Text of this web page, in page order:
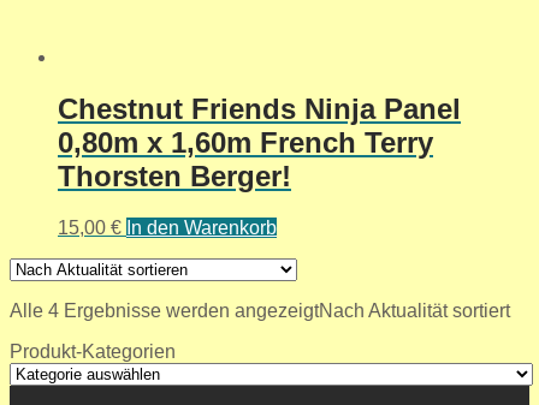
Chestnut Friends Ninja Panel
0,80m x 1,60m French Terry
Thorsten Berger!
15,00 € In den Warenkorb
Alle 4 Ergebnisse werden angezeigtNach Aktualität sortiert
Produkt-Kategorien